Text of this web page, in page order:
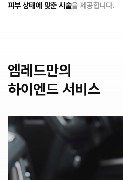
피부 상태에 맞춘 시술을 제공합니다.
엠레드만의
하이엔드 서비스